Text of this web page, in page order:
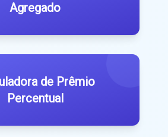
Agregado
de Prêmio
Percentual